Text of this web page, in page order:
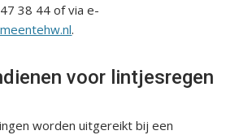
38 44 of via e-
.
voor lintjesregen
worden uitgereikt bij een